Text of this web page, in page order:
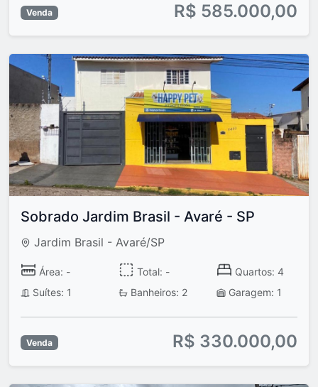
Venda R$ 585.000,00
Sobrado Jardim Brasil - Avaré - SP
Jardim Brasil - Avaré/SP
Área: - Total: -
Quartos: 4
Suítes: 1
Banheiros: 2 Garagem: 1
Venda R$ 330.000,00